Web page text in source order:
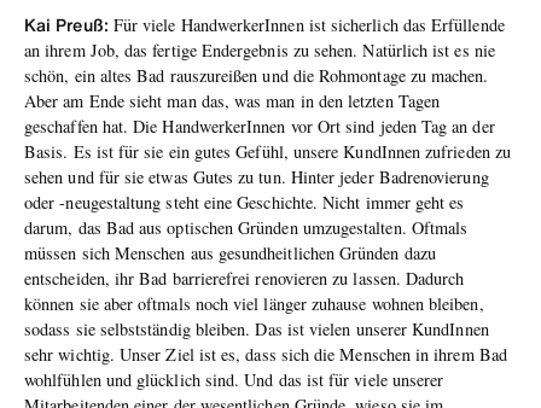
Kai Preuß: Für viele HandwerkerInnen ist sicherlich das Erfüllende
an ihrem Job, das fertige Endergebnis zu sehen. Natürlich ist es nie
schön, ein altes Bad rauszureißen und die Rohmontage zu machen.
Aber am Ende sieht man das, was man in den letzten Tagen
geschaffen hat. Die HandwerkerInnen vor Ort sind jeden Tag an der
Basis. Es ist für sie ein gutes Gefühl, unsere KundInnen zufrieden zu
sehen und für sie etwas Gutes zu tun. Hinter jeder Badrenovierung
oder -neugestaltung steht eine Geschichte. Nicht immer geht es
darum, das Bad aus optischen Gründen umzugestalten. Oftmals
müssen sich Menschen aus gesundheitlichen Gründen dazu
entscheiden, ihr Bad barrierefrei renovieren zu lassen. Dadurch
können sie aber oftmals noch viel länger zuhause wohnen bleiben,
sodass sie selbstständig bleiben. Das ist vielen unserer KundInnen
sehr wichtig. Unser Ziel ist es, dass sich die Menschen in ihrem Bad
wohlfühlen und glücklich sind. Und das ist für viele unserer